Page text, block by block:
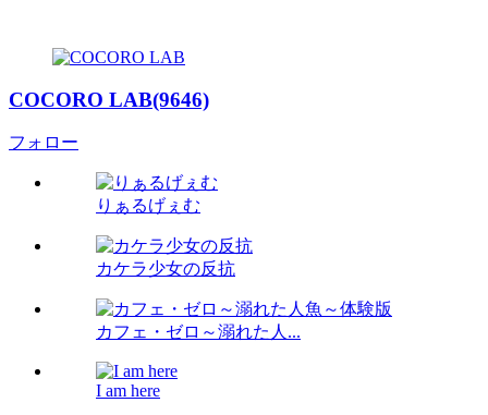
COCORO LAB(9646)
フォロー
りぁるげぇむ
カケラ少女の反抗
カフェ・ゼロ～溺れた人...
I am here